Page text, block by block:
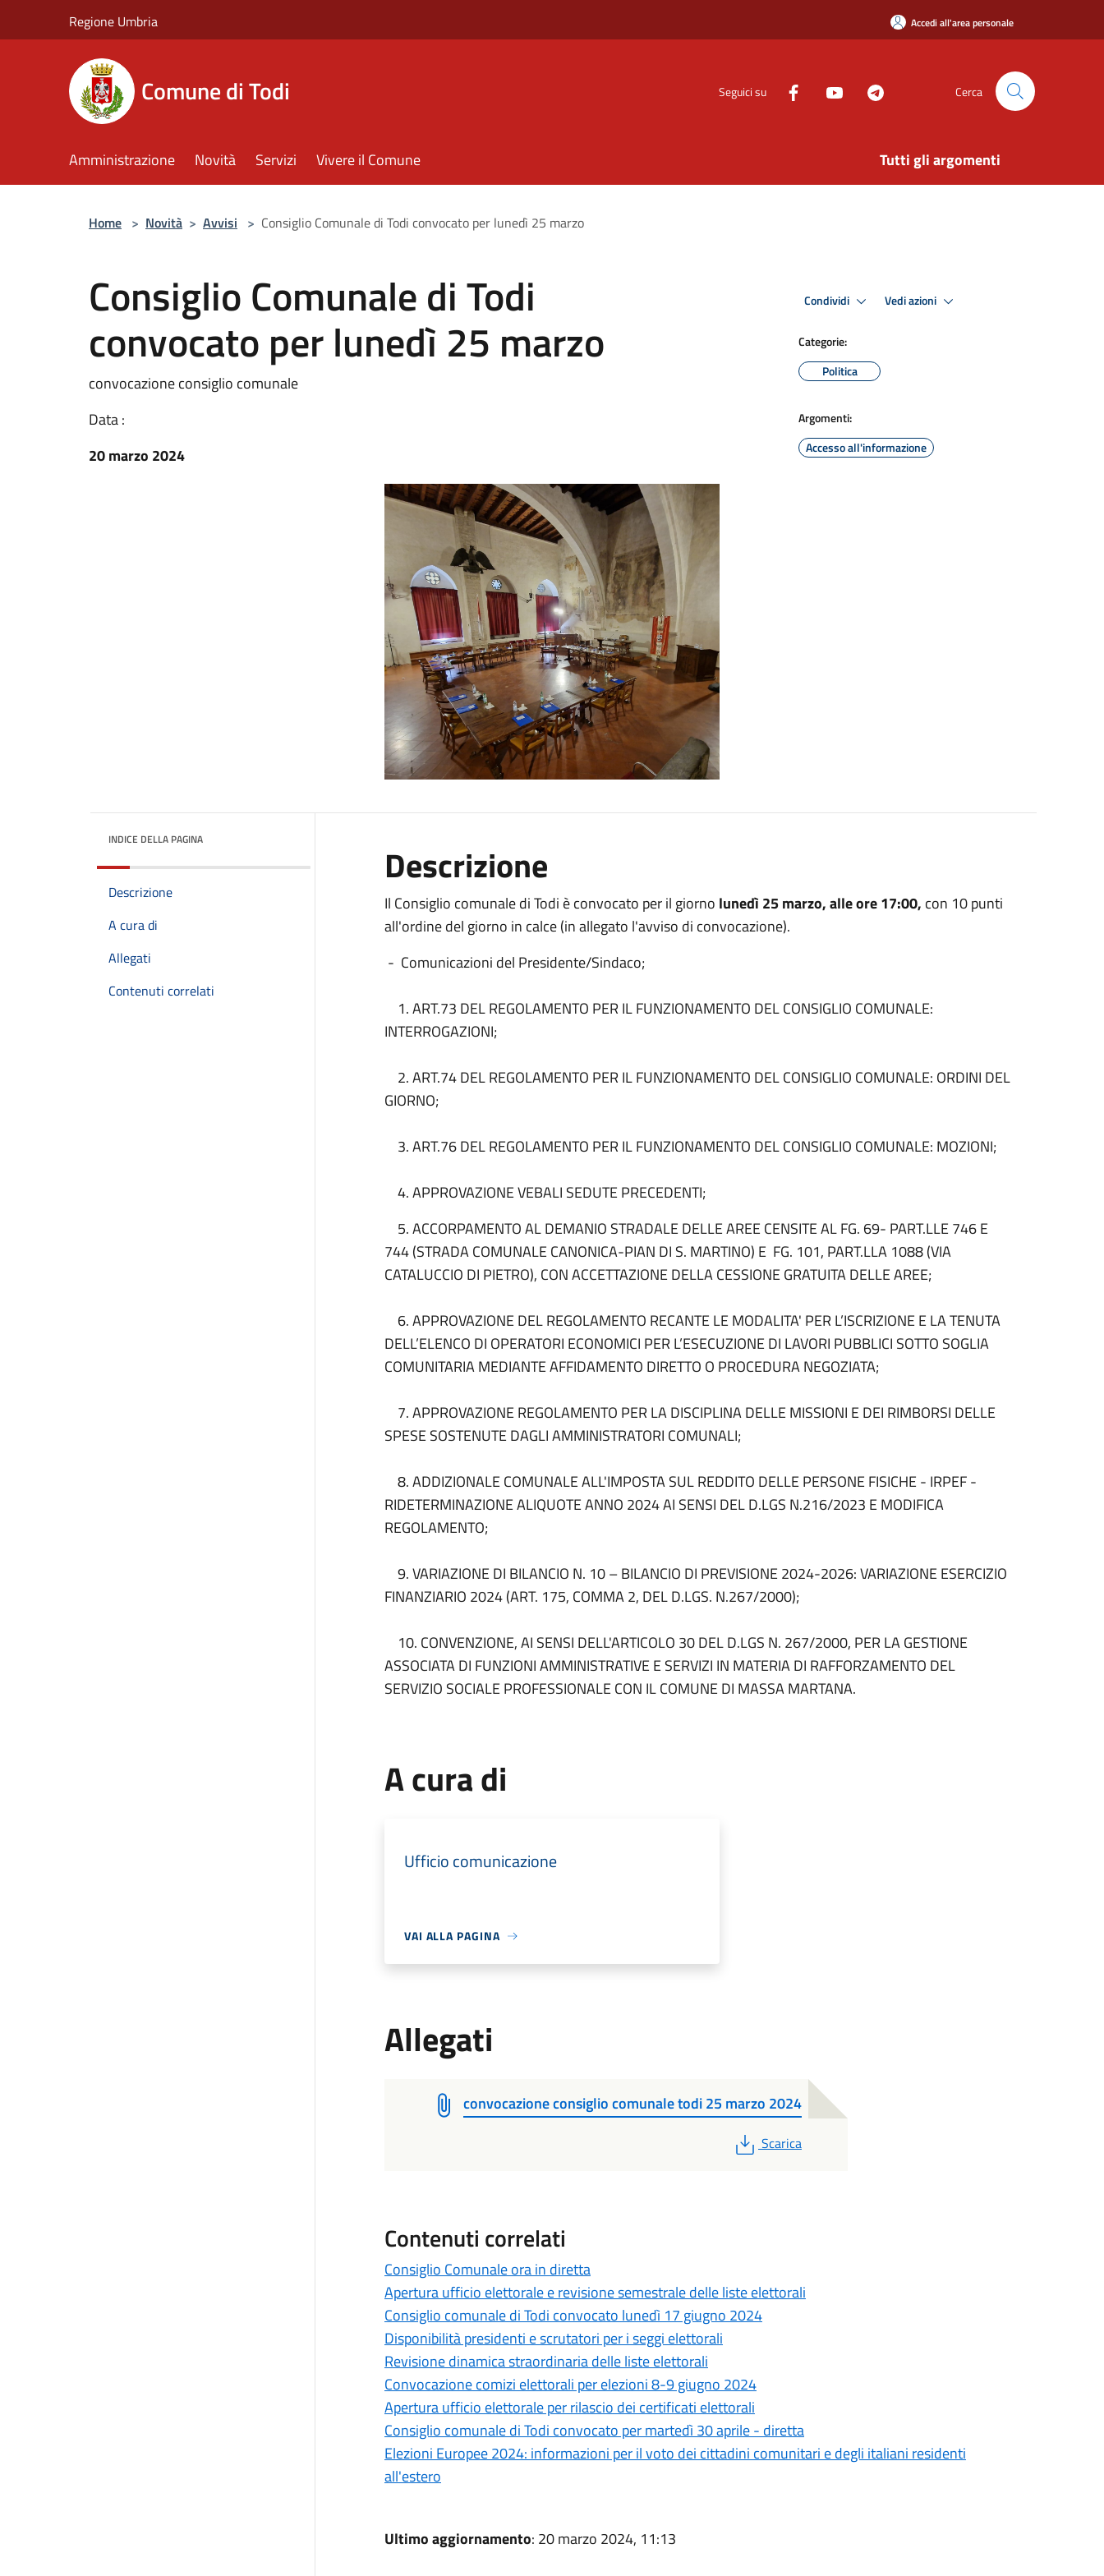
Regione Umbria Accedi all'area personale
Comune di Todi Seguici su Cerca
Amministrazione Novità Servizi Vivere il Comune Tutti gli argomenti
Home > Novità > Avvisi > Consiglio Comunale di Todi convocato per lunedì 25 marzo
Consiglio Comunale di Todi
convocato per lunedì 25 marzo
convocazione consiglio comunale
Data :
20 marzo 2024
Condividi Vedi azioni
Categorie:
Politica
Argomenti:
Accesso all'informazione
INDICE DELLA PAGINA
Descrizione
A cura di
Allegati
Contenuti correlati
Descrizione
Il Consiglio comunale di Todi è convocato per il giorno lunedì 25 marzo, alle ore 17:00, con 10 punti
all'ordine del giorno in calce (in allegato l'avviso di convocazione).
- Comunicazioni del Presidente/Sindaco;
1. ART.73 DEL REGOLAMENTO PER IL FUNZIONAMENTO DEL CONSIGLIO COMUNALE:
INTERROGAZIONI;
2. ART.74 DEL REGOLAMENTO PER IL FUNZIONAMENTO DEL CONSIGLIO COMUNALE: ORDINI DEL
GIORNO;
3. ART.76 DEL REGOLAMENTO PER IL FUNZIONAMENTO DEL CONSIGLIO COMUNALE: MOZIONI;
4. APPROVAZIONE VEBALI SEDUTE PRECEDENTI;
5. ACCORPAMENTO AL DEMANIO STRADALE DELLE AREE CENSITE AL FG. 69- PART.LLE 746 E
744 (STRADA COMUNALE CANONICA-PIAN DI S. MARTINO) E FG. 101, PART.LLA 1088 (VIA
CATALUCCIO DI PIETRO), CON ACCETTAZIONE DELLA CESSIONE GRATUITA DELLE AREE;
6. APPROVAZIONE DEL REGOLAMENTO RECANTE LE MODALITA' PER L’ISCRIZIONE E LA TENUTA
DELL’ELENCO DI OPERATORI ECONOMICI PER L’ESECUZIONE DI LAVORI PUBBLICI SOTTO SOGLIA
COMUNITARIA MEDIANTE AFFIDAMENTO DIRETTO O PROCEDURA NEGOZIATA;
7. APPROVAZIONE REGOLAMENTO PER LA DISCIPLINA DELLE MISSIONI E DEI RIMBORSI DELLE
SPESE SOSTENUTE DAGLI AMMINISTRATORI COMUNALI;
8. ADDIZIONALE COMUNALE ALL'IMPOSTA SUL REDDITO DELLE PERSONE FISICHE - IRPEF -
RIDETERMINAZIONE ALIQUOTE ANNO 2024 AI SENSI DEL D.LGS N.216/2023 E MODIFICA
REGOLAMENTO;
9. VARIAZIONE DI BILANCIO N. 10 – BILANCIO DI PREVISIONE 2024-2026: VARIAZIONE ESERCIZIO
FINANZIARIO 2024 (ART. 175, COMMA 2, DEL D.LGS. N.267/2000);
10. CONVENZIONE, AI SENSI DELL'ARTICOLO 30 DEL D.LGS N. 267/2000, PER LA GESTIONE
ASSOCIATA DI FUNZIONI AMMINISTRATIVE E SERVIZI IN MATERIA DI RAFFORZAMENTO DEL
SERVIZIO SOCIALE PROFESSIONALE CON IL COMUNE DI MASSA MARTANA.
A cura di
Ufficio comunicazione
VAI ALLA PAGINA
Allegati
convocazione consiglio comunale todi 25 marzo 2024
PDF
Scarica
Contenuti correlati
Consiglio Comunale ora in diretta
Apertura ufficio elettorale e revisione semestrale delle liste elettorali
Consiglio comunale di Todi convocato lunedì 17 giugno 2024
Disponibilità presidenti e scrutatori per i seggi elettorali
Revisione dinamica straordinaria delle liste elettorali
Convocazione comizi elettorali per elezioni 8-9 giugno 2024
Apertura ufficio elettorale per rilascio dei certificati elettorali
Consiglio comunale di Todi convocato per martedì 30 aprile - diretta
Elezioni Europee 2024: informazioni per il voto dei cittadini comunitari e degli italiani residenti
all'estero
Ultimo aggiornamento: 20 marzo 2024, 11:13